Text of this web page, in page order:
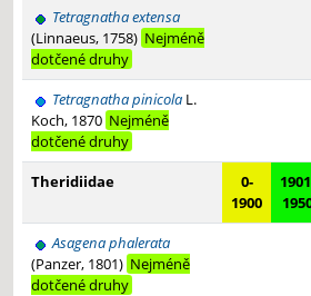
Tetragnatha extensa
(Linnaeus, 1758) Nejméně
dotčené druhy
Tetragnatha pinicola L.
Koch, 1870 Nejméně
dotčené druhy
Theridiidae
0-
1900
Asagena phalerata
(Panzer, 1801) Nejméně
dotčené druhy